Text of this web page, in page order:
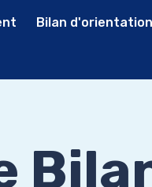
Bilan d'orientation